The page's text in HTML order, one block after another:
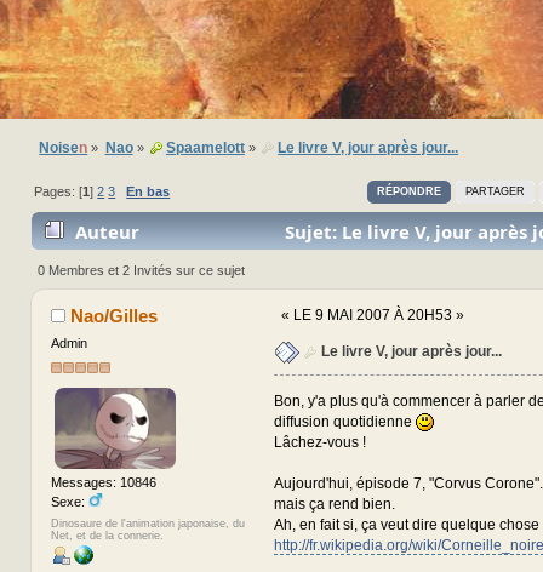
Noisen » Nao» Spaamelott» Le livre V, jour après jour...
RÉPONDRE PARTAGER
Pages: [1]2 3 En bas
Auteur
Sujet: Le livre V, jour après
333000 fois)
0 Membres et 2 Invités sur ce sujet
Nao/Gilles
Admin
Messages: 10846
Sexe:
Dinosaure de l'animation japonaise, du
Net, et de la connerie.
« LE 9 MAI 2007 À 20H53 »
Le livre V, jour après jour...
Bon, y'a plus qu'à commencer à parler
diffusion quotidienne
Lâchez-vous !
Aujourd'hui, épisode 7, "Corvus
mais ça rend bien.
Ah, en fait si, ça veut dire quelque chose
http://fr.wikipedia.org/wiki/Corneille_noire